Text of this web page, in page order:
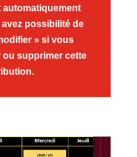
possibilité de
» si vous
ou supprimer cette